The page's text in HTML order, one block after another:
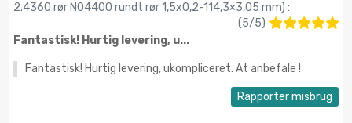
2.4360 rør N04400 rundt rør 1,5x0,2-114,3×3,05 mm) :
(5/5)
Fantastisk! Hurtig levering, u...
Fantastisk! Hurtig levering, ukompliceret. At anbefale !
Rapporter misbrug